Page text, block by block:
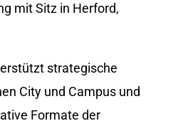
mit Sitz in Herford,
strategische
City und Campus und
Formate der